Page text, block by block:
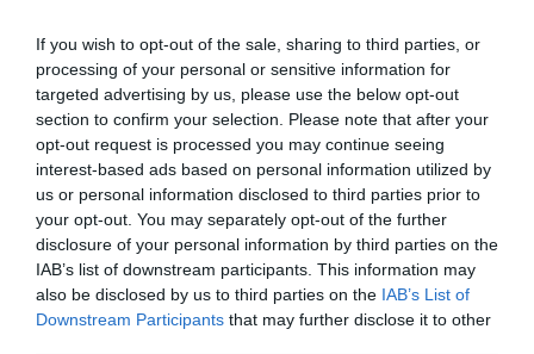
If you wish to opt-out of the sale, sharing to third parties, or
processing of your personal or sensitive information for
targeted advertising by us, please use the below opt-out
section to confirm your selection. Please note that after your
opt-out request is processed you may continue seeing
interest-based ads based on personal information utilized by
us or personal information disclosed to third parties prior to
your opt-out. You may separately opt-out of the further
disclosure of your personal information by third parties on the
IAB’s list of downstream participants. This information may
also be disclosed by us to third parties on the IAB’s List of
Downstream Participants that may further disclose it to other
HASONLÓ ÉRDEKESSÉGEK